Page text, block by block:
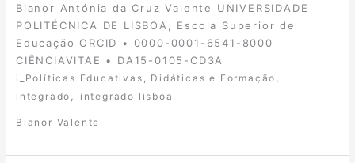
Bianor Antónia da Cruz Valente UNIVERSIDADE
POLITÉCNICA DE LISBOA, Escola Superior de
Educação ORCID • 0000-0001-6541-8000
CIÊNCIAVITAE • DA15-0105-CD3A
i_Políticas Educativas, Didáticas e Formação
integrado integrado lisboa
Bianor Valente